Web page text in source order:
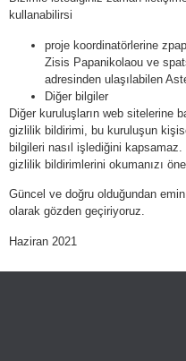
kullanabilirsi
proje koordinatörlerine
Zisis Papanikolaou ve
adresinden ulaşılabilen
Diğer bilgiler
Diğer kuruluşların web sitelerine
gizlilik bildirimi, bu kuruluşun
bilgileri nasıl işlediğini
gizlilik bildirimlerini okumanızı
Güncel ve doğru olduğundan
olarak gözden geçiriyoruz.
Haziran 2021